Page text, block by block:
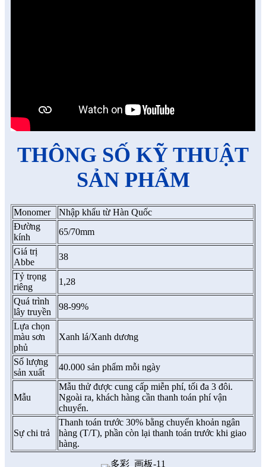
THÔNG SỐ KỸ THUẬT
SẢN PHẨM
Monomer
Nhập khẩu từ Hàn Quốc
Đường
kính
65/70mm
Giá trị
Abbe
38
Tỷ trọng
riêng
1,28
Quá trình
lây truyền
98-99%
Lựa chọn
màu sơn
phủ
Xanh lá/Xanh dương
Số lượng
sản xuất
40.000 sản phẩm mỗi ngày
Mẫu
Mẫu thử được cung cấp miễn phí, tối đa 3 đôi.
Ngoài ra, khách hàng cần thanh toán phí vận
chuyển.
Sự chi trả
Thanh toán trước 30% bằng chuyển khoản ngân
hàng (T/T), phần còn lại thanh toán trước khi giao
hàng.